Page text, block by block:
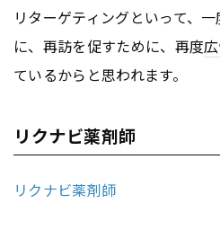
リターゲティングといって、
に、再訪を促すために、再度
ているからと思われます。
リクナビ薬剤師
リクナビ薬剤師